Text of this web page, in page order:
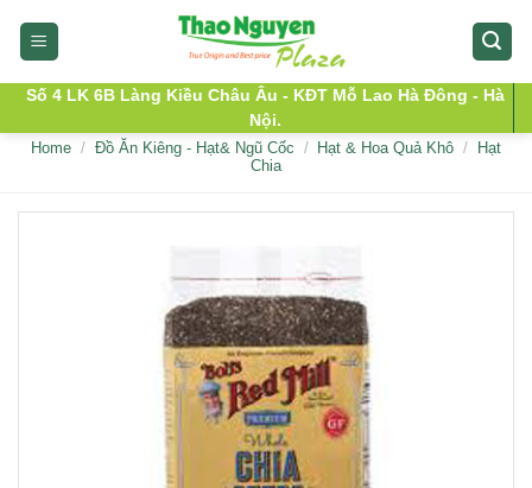
Số 4 LK 6B Làng Kiều Châu Âu - KĐT Mỗ Lao Hà Đông - Hà
Nội.
Home / Đồ Ăn Kiêng - Hạt& Ngũ Cốc / Hạt & Hoa Quả Khô /
Hạt
Chia